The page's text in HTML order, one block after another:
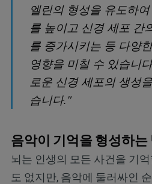
엘린의 형성을 유도하
를 높이고 신경 세포 간
를 증가시키는 등 다양
영향을 미칠 수 있습니
로운 신경 세포의 생성
습니다."
음악이 기억을 형성하는
뇌는 인생의 모든 사건을 기
도 없지만, 음악에 둘러싸인